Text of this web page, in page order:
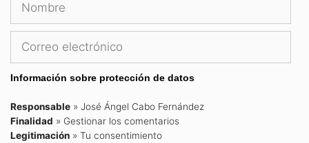
Correo
Información sobre protección de datos
Responsable » José Ángel Cabo Fernández
Finalidad » Gestionar los comentarios
Legitimación » Tu consentimiento